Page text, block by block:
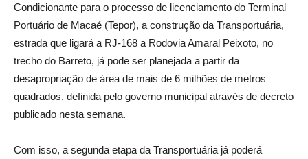
Condicionante para o processo de licenciamento do Terminal
Portuário de Macaé (Tepor), a construção da Transportuária,
estrada que ligará a RJ-168 a Rodovia Amaral Peixoto, no
trecho do Barreto, já pode ser planejada a partir da
desapropriação de área de mais de 6 milhões de metros
quadrados, definida pelo governo municipal através de decreto
publicado nesta semana.
Com isso, a segunda etapa da Transportuária já poderá